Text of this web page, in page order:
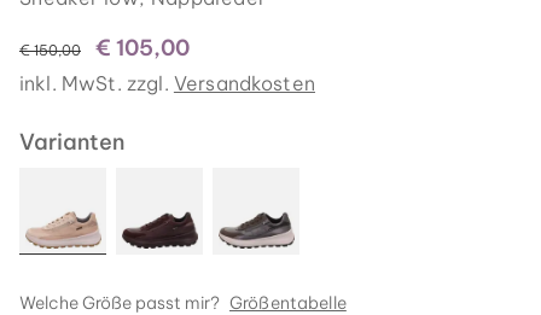
statt
€ 150,00 € 105,00
inkl. MwSt. zzgl. Versandkosten
Varianten
Welche Größe passt mir? Größentabelle